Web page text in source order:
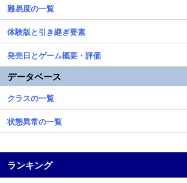
難易度の一覧
体験版と引き継ぎ要素
発売日とゲーム概要・評価
データベース
クラスの一覧
状態異常の一覧
ランキング